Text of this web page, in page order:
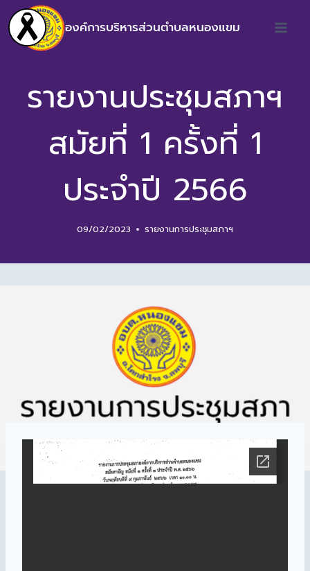
องค์การบริหารส่วนตำบลหนองแขม
รายงานประชุมสภาฯ
สมัยที่ 1 ครั้งที่ 1
ประจำปี 2566
09/02/2023 รายงานการประชุมสภาฯ